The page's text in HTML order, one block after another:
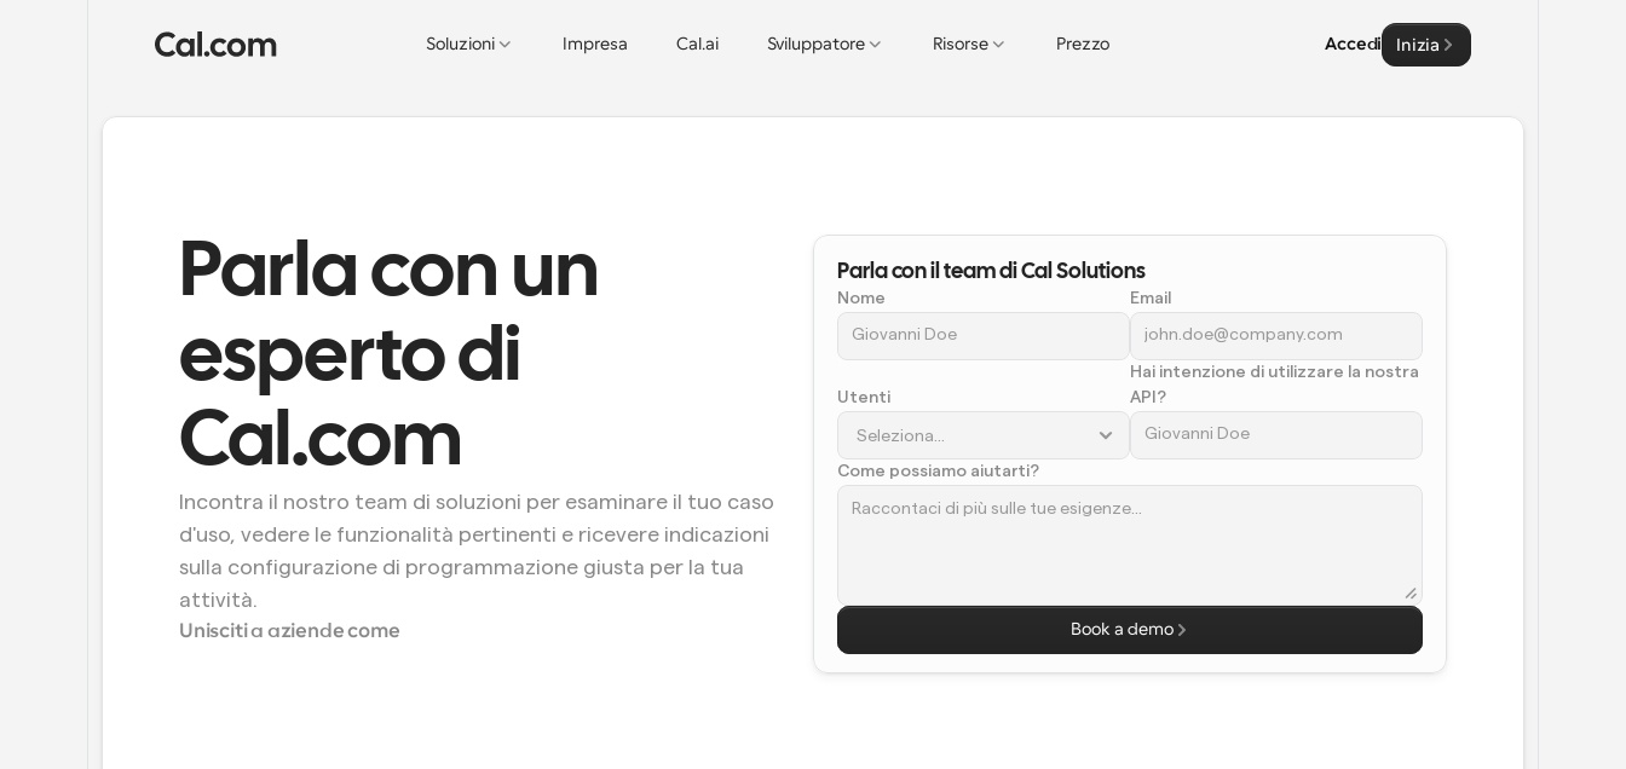
Soluzioni Impresa Cal.ai Sviluppatore Risorse Prezzo Accedi Inizia
Parla con un
esperto di
Cal.com
Incontra il nostro team di soluzioni per esaminare il tuo caso
d'uso, vedere le funzionalità pertinenti e ricevere indicazioni
sulla configurazione di programmazione giusta per la tua
attività.
Unisciti a aziende come
Parla con il team di Cal Solutions
Nome Email
Utenti
Hai intenzione di utilizzare la nostra
API?
Come possiamo aiutarti?
Book a demo